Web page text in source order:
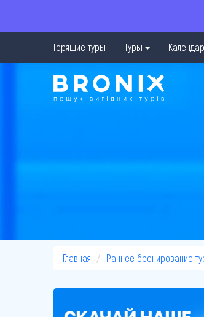
Горящие туры Туры
Главная Раннее бронирование